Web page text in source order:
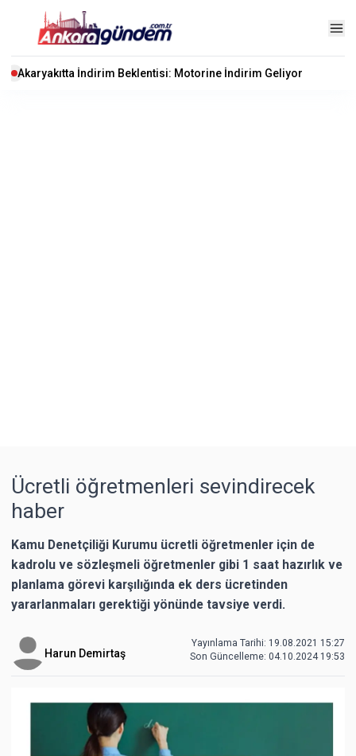
Akaryakıtta İndirim Beklentisi: Motorine İndirim Geliyor
Ücretli öğretmenleri sevindirecek
haber
Kamu Denetçiliği Kurumu ücretli öğretmenler için de
kadrolu ve sözleşmeli öğretmenler gibi 1 saat hazırlık ve
planlama görevi karşılığında ek ders ücretinden
yararlanmaları gerektiği yönünde tavsiye verdi.
Harun Demirtaş
Yayınlama Tarihi: 19.08.2021 15:27
Son Güncelleme: 04.10.2024 19:53